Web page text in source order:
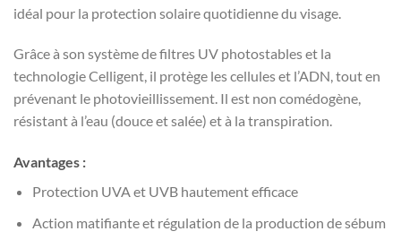
idéal pour la protection solaire quotidienne du visage.
Grâce à son système de filtres UV photostables et la
technologie Celligent, il protège les cellules et l’ADN, tout en
prévenant le photovieillissement. Il est non comédogène,
résistant à l’eau (douce et salée) et à la transpiration.
Avantages :
Protection UVA et UVB hautement efficace
Action matifiante et régulation de la production de sébum